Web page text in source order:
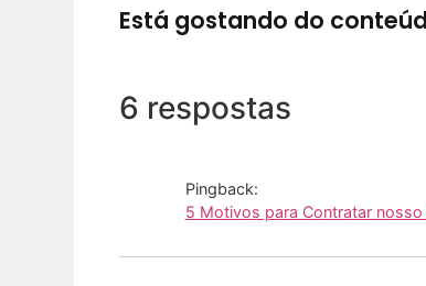
Está gostando do
6 respostas
Pingback:
5 Motivos para Contratar